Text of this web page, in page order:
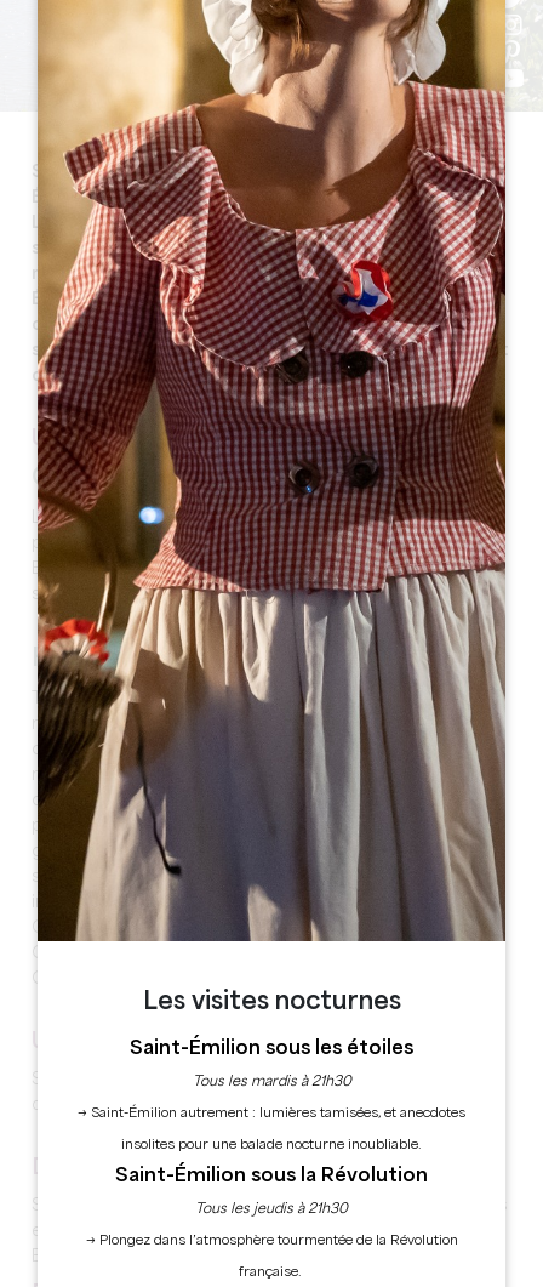
Saint-Cibard est une commune du Grand Saint-
Émilionnais faisant partie du Canton du Nord-
Libournais. Elle se situe sur la ligne de crête
séparant les vallées de la Dordogne et de l’Isle, à 108
mètres d’altitude et à 15 kilomètres à l’est de Saint-
Émilion. Sa superficie est de 354 ha. Aujourd’hui, la
commune compte 179 habitants. La commune tire
son économie essentiellement de son agriculture et
de son artisanat.
UN PEU D'HISTOIRE
Origine du nom
Le nom de Saint-Cibard peut être dérivé du nom d’un
praticien romain, Eparcus, provenant du latin «
Eparchus » un moine ermite du Vème siècle venu
s’installer aux alentours.
Historique
Territoire occupé dès la préhistoire, Saint-Cibard,
représente un domaine important, contrairement à ce
que l’on pourrait penser aujourd’hui. Après Eparcus,
nombreux sont ceux qui l’imitent en construisant sur le
coteau de confortables demeures pour échapper, en
partie aux combats et aux pillages. De nombreuses
guerres d’invasions ravagent cette région durant des
siècles : invasions barbares à l’époque gallo-romaine,
invasions sarrasines sous les Mérovingiens, guerre de
Cent Ans pour le Moyen Age et guerres de Religion.
C’est à la Révolution que la paroisse Saint-Cibard-des-
Combes forme la commune de Saint-Cibard.
UN PATRIMOINE NATUREL
Saint-Cibard est traversé par 1,6 kilomètre de cours
d’eau dont les Nauves, la Lidoire et le Puygueraux.
DES VIGNES
Saint-Cibard est l’une des trois communes, avec Francs
et Tayac, constituant l’appellation de Francs Côtes de
Les visites nocturnes
Saint-Émilion sous les étoiles
Tous les mardis à 21h30
→ Saint-Émilion autrement : lumières tamisées, et anecdotes
insolites pour une balade nocturne inoubliable.
Saint-Émilion sous la Révolution
Tous les jeudis à 21h30
→ Plongez dans l’atmosphère tourmentée de la Révolution
française.